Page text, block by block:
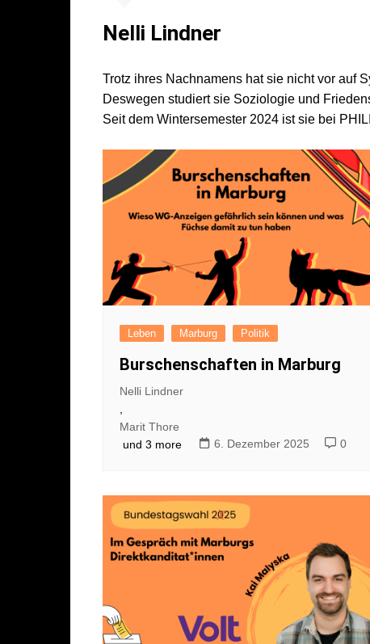
Musik
Nelli Lindner
Trotz ihres Nachnamens hat sie nicht vor auf
Deswegen studiert sie Soziologie und
Seit dem Wintersemester 2024 ist sie bei
Leben Marburg Politik
Burschenschaften in Marburg
Nelli Lindner
Marit Thore
und 3 more
6. Dezember 2025 0